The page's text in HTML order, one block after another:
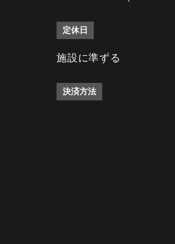
定休日
施設に準ずる
決済方法